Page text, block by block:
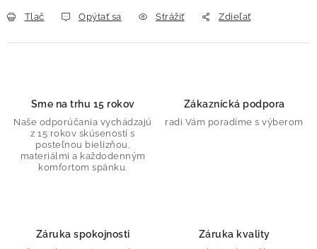
Tlač Opýtať sa Strážiť Zdieľať
Sme na trhu 15 rokov
Naše odporúčania vychádzajú
z 15 rokov skúseností s
posteľnou bielizňou,
materiálmi a každodenným
komfortom spánku.
Zákaznícká podpora
radi Vám poradíme s výberom
Záruka spokojnosti Záruka kvality